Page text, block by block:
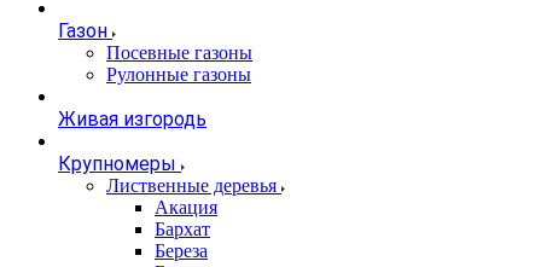
Газон
Посевные газоны
Рулонные газоны
Живая изгородь
Крупномеры
Лиственные деревья
Акация
Бархат
Береза